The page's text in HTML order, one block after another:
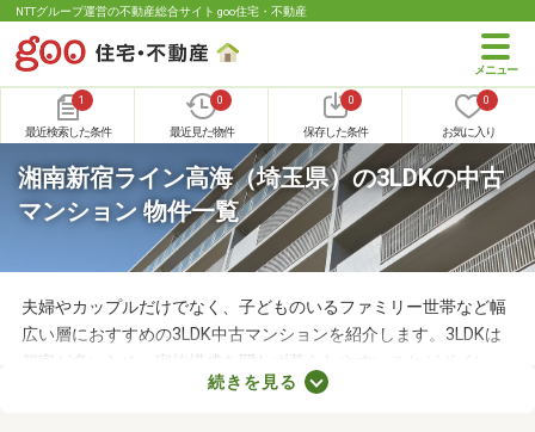
NTTグループ運営の不動産総合サイト goo住宅・不動産
1
最近検索した条件
0
最近見た物件
0
保存した条件
0
お気に入り
湘南新宿ライン高海（埼玉県）の3LDKの中古
マンション 物件一覧
夫婦やカップルだけでなく、子どものいるファミリー世帯など幅
広い層におすすめの3LDK中古マンションを紹介します。3LDKは
個室が多いため、家族構成を問わず暮らしやすいことがポイン
ト。寝室・収納部屋・書斎など、家族の希望にあわせて使い方を
続きを見る